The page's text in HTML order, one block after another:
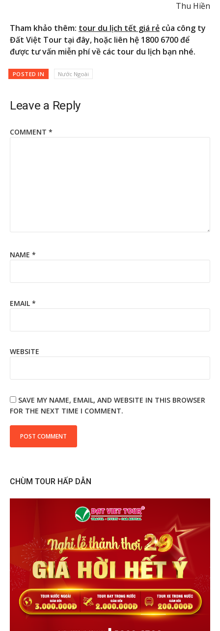
Thu Hiền
Tham khảo thêm: tour du lịch tết giá rẻ của công ty
Đất Việt Tour tại đây, hoặc liên hệ 1800 6700 để
được tư vấn miễn phí về các tour du lịch bạn nhé.
POSTED IN Nước Ngoài
Leave a Reply
COMMENT *
NAME *
EMAIL *
WEBSITE
SAVE MY NAME, EMAIL, AND WEBSITE IN THIS BROWSER
FOR THE NEXT TIME I COMMENT.
CHÙM TOUR HẤP DẪN